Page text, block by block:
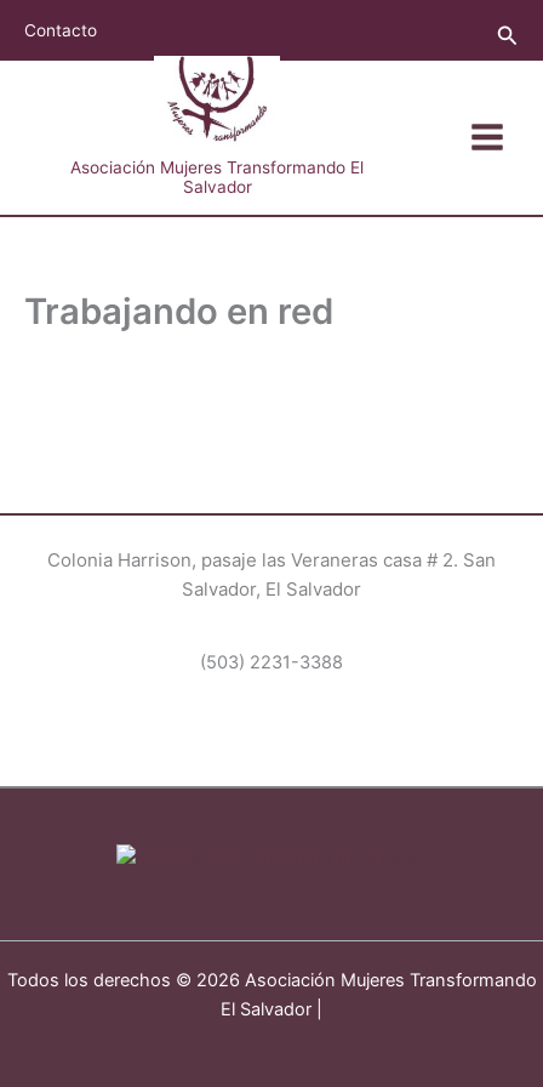
Contacto
Asociación Mujeres Transformando El
Salvador
Trabajando en red
Colonia Harrison, pasaje las Veraneras casa # 2. San
Salvador, El Salvador
(503) 2231-3388
Todos los derechos © 2026 Asociación Mujeres Transformando
El Salvador |